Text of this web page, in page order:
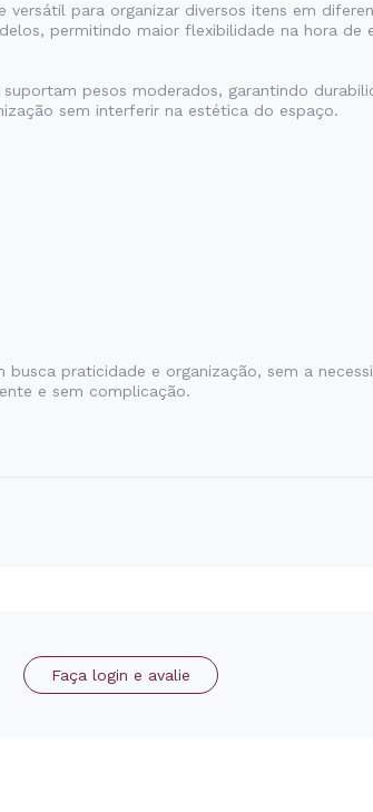
versátil para organizar diversos itens em
permitindo maior flexibilidade na hora de
pesos moderados, garantindo
sem interferir na estética do espaço.
busca praticidade e organização, sem a
e sem complicação.
Faça login e avalie